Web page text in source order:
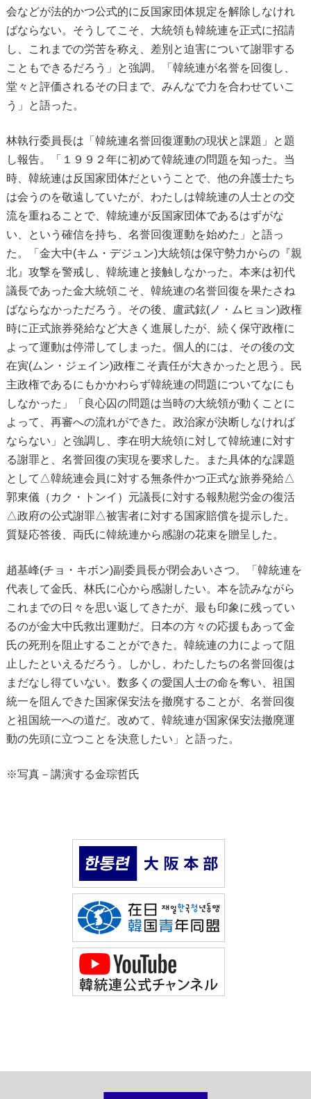
会などが法的かつ公式的に反国家団体規定を解除しなけれ
ばならない。そうしてこそ、大統領も韓統連を正式に招請
し、これまでの労苦を称え、差別と迫害について謝罪する
こともできるだろう」と強調。「韓統連が名誉を回復し、
堂々と評価されるその日まで、みんなで力を合わせていこ
う」と語った。
林執行委員長は「韓統連名誉回復運動の現状と課題」と題
し報告。「１９９２年に初めて韓統連の問題を知った。当
時、韓統連は反国家団体だということで、他の弁護士たち
は会うのを敬遠していたが、わたしは韓統連の人士との交
流を重ねることで、韓統連が反国家団体であるはずがな
い、という確信を持ち、名誉回復運動を始めた」と語っ
た。「金大中(キム・デジュン)大統領は保守勢力からの『親
北』攻撃を警戒し、韓統連と接触しなかった。本来は初代
議長であった金大統領こそ、韓統連の名誉回復を果たさね
ばならなかっただろう。その後、盧武鉉(ノ・ムヒョン)政権
時に正式旅券発給など大きく進展したが、続く保守政権に
よって運動は停滞してしまった。個人的には、その後の文
在寅(ムン・ジェイン)政権こそ責任が大きかったと思う。民
主政権であるにもかかわらず韓統連の問題についてなにも
しなかった」「良心囚の問題は当時の大統領が動くことに
よって、再審への流れができた。政治家が決断しなければ
ならない」と強調し、李在明大統領に対して韓統連に対す
る謝罪と、名誉回復の実現を要求した。また具体的な課題
として△韓統連会員に対する無条件かつ正式な旅券発給△
郭東儀（カク・トンイ）元議長に対する報勲慰労金の復活
△政府の公式謝罪△被害者に対する国家賠償を提示した。
質疑応答後、両氏に韓統連から感謝の花束を贈呈した。
趙基峰(チョ・キボン)副委員長が閉会あいさつ。「韓統連を
代表して金氏、林氏に心から感謝したい。本を読みながら
これまでの日々を思い返してきたが、最も印象に残ってい
るのが金大中氏救出運動だ。日本の方々の応援もあって金
氏の死刑を阻止することができた。韓統連の力によって阻
止したといえるだろう。しかし、わたしたちの名誉回復は
まだなし得ていない。数多くの愛国人士の命を奪い、祖国
統一を阻んできた国家保安法を撤廃することが、名誉回復
と祖国統一への道だ。改めて、韓統連が国家保安法撤廃運
動の先頭に立つことを決意したい」と語った。
※写真－講演する金琮哲氏